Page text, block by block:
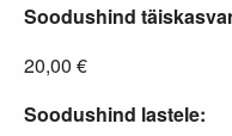
Soodushind
20,00 €
Soodushind lastele: